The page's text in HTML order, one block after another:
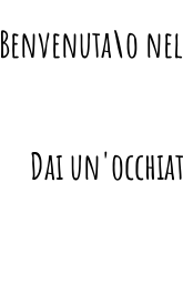
Benvenuta\o
Dai